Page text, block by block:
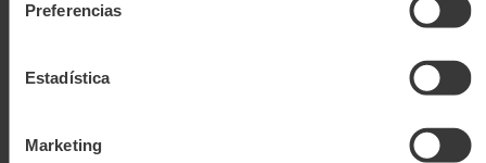
Preferencias
Estadística
Marketing